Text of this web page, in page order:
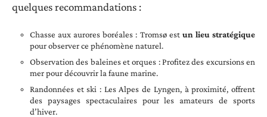
quelques recommandations :
Chasse aux aurores boréales : Tromsø est un lieu stratégique
pour observer ce phénomène naturel.
Observation des baleines et orques : Profitez des excursions en
mer pour découvrir la faune marine.
Randonnées et ski : Les Alpes de Lyngen, à proximité, offrent
des paysages spectaculaires pour les amateurs de sports
d’hiver.